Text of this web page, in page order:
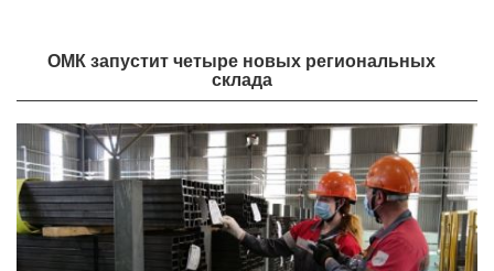
ОМК запустит четыре новых региональных
склада